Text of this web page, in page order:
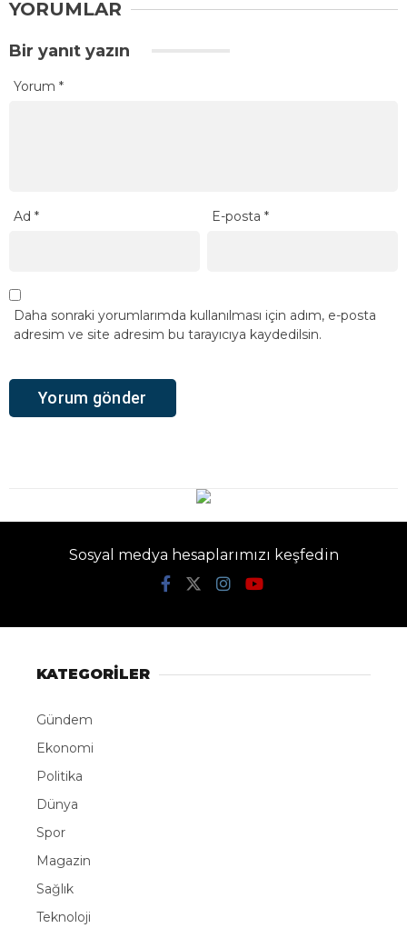
YORUMLAR
Bir yanıt yazın
Yorum *
Ad * E-posta*
Daha sonraki yorumlarımda kullanılması için adım, e-posta
adresim ve site adresim bu tarayıcıya kaydedilsin.
Sosyal medya hesaplarımızı keşfedin
KATEGORİLER
Gündem
Ekonomi
Politika
Dünya
Spor
Magazin
Sağlık
Teknoloji